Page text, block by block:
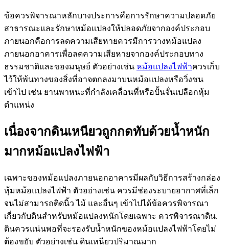
ข้อควรพิจารณาหลักบางประการคือการรักษาความปลอดภัย
สาธารณะและรักษาหม้อแปลงให้ปลอดภัยจากองค์ประกอบ
ภายนอกคือการลดความเสียหายควรมีการวางหม้อแปลง
ภายนอกอาคารเพื่อลดความเสียหายจากองค์ประกอบทาง
ธรรมชาติและของมนุษย์ ตัวอย่างเช่น หม้อแปลงไฟฟ้าควรเก็บ
ไว้ให้พ้นทางของสิ่งที่อาจตกลงมาบนหม้อแปลงหรือวิ่งชน
เข้าไป เช่น ยานพาหนะที่กำลังเคลื่อนที่หรือปั้นจั่นเปลือกหุ้ม
ตำแหน่ง
เนื่องจากดินเหนียวถูกกดทับด้วยน้ำหนัก
มากหม้อแปลงไฟฟ้า
เฉพาะของหม้อแปลงภายนอกอาคารมีผลกับวิธีการสร้างกล่อง
หุ้มหม้อแปลงไฟฟ้า ตัวอย่างเช่น ควรมีช่องระบายอากาศที่เล็ก
จนไม่สามารถติดนิ้ว ไม้ และอื่นๆ เข้าไปได้ข้อควรพิจารณา
เกี่ยวกับดินสำหรับหม้อแปลงหนักโดยเฉพาะ ควรพิจารณาดิน.
ดินควรแน่นพอที่จะรองรับน้ำหนักของหม้อแปลงไฟฟ้าโดยไม่
ต้องขยับ ตัว​อย่าง​เช่น ดินเหนียว​ปริมาณ​มาก